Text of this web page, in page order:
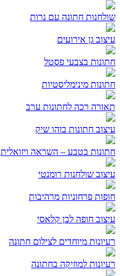
שולחנות חתונה עם נרות
עיצוב גן אירועים
חתונות בצבעי פסטל
חתונות מינימליסטיות
תאורה רכה לחתונות ערב
עיצוב חתונות בוהו שיק
חתונות בטבע – השראה ויזואלית
עיצוב שולחנות רומנטי
חופות פרחוניות מרהיבות
עיצוב חופה לבן קלאסי
רעיונות מיוחדים לצילום חתונה
רעיונות למוזיקה בחתונה